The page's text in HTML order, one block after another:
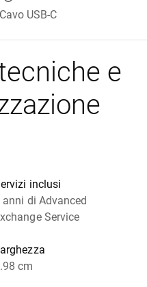
Cavo USB-C
e
inclusi
anni di Advanced
Service
cm